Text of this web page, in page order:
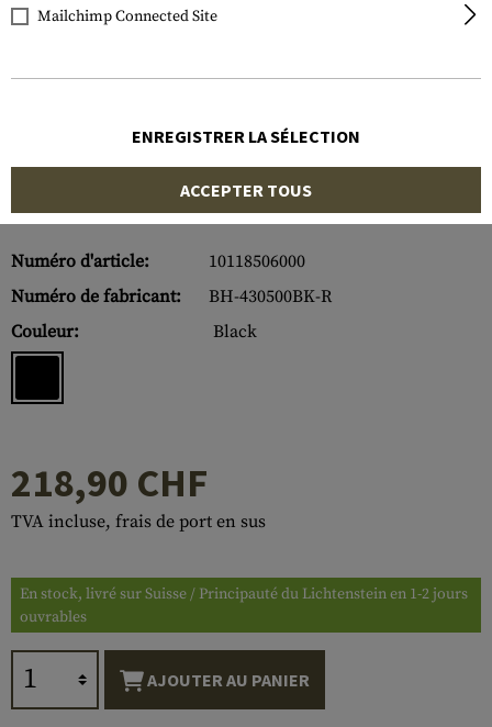
Numéro d'article:
10118506000
Numéro de fabricant:
BH-430500BK-R
Couleur:
Black
218,90 CHF
TVA incluse, frais de port en sus
En stock, livré sur Suisse / Principauté du Lichtenstein en 1-2 jours
ouvrables
AJOUTER AU PANIER
Mailchimp Connected Site
ENREGISTRER LA SÉLECTION
ACCEPTER TOUS